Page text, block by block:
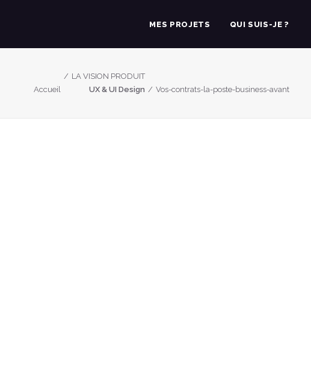
MES PROJETS QUI SUIS-JE ?
Accueil
LA VISION PRODUIT
UX & UI Design
Vos-contrats-la-poste-business-avant